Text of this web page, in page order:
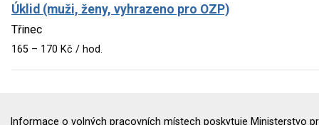
Úklid (muži, ženy, vyhrazeno pro OZP)
Třinec
165 – 170 Kč / hod.
Informace o volných pracovních místech poskytuje Ministerstvo